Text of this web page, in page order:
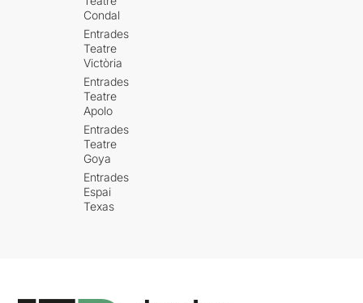
Condal
Entrades
Teatre
Victòria
Entrades
Teatre
Apolo
Entrades
Teatre
Goya
Entrades
Espai
Texas